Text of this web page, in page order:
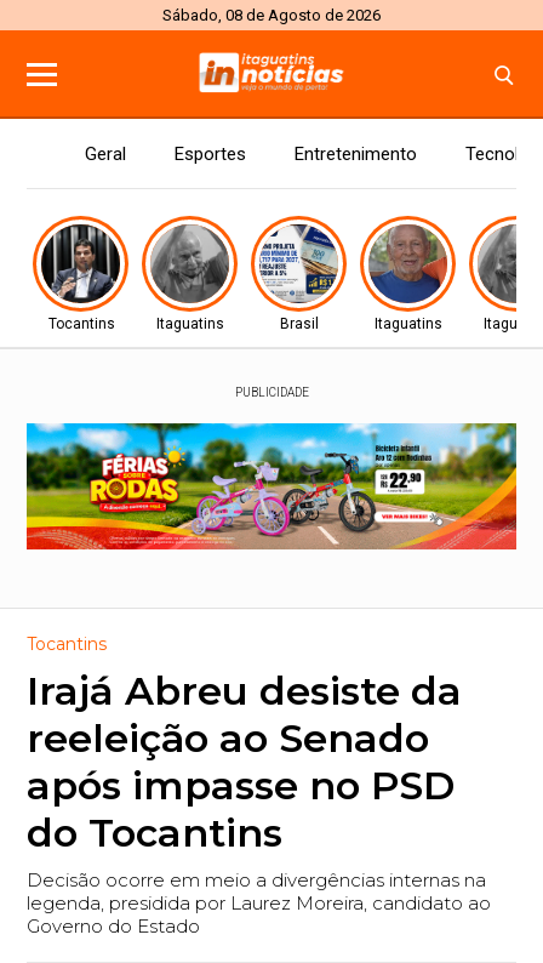
Sábado, 08 de Agosto de 2026
Geral Esportes Entretenimento
Tocantins Itaguatins Brasil Itaguatins
PUBLICIDADE
Tocantins
Irajá Abreu desiste da
reeleição ao Senado
após impasse no PSD
do Tocantins
Decisão ocorre em meio a divergências internas na
legenda, presidida por Laurez Moreira, candidato ao
Governo do Estado